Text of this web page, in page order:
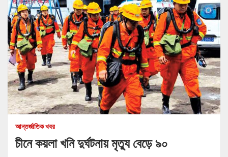
আন্তর্জাতিক খবর
চীনে কয়লা খনি দুর্ঘটনায় মৃত্যু বেড়ে ৯০